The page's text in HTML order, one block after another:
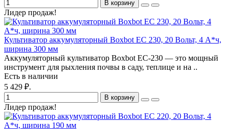
В корзину
Лидер продаж!
Культиватор аккумуляторный Boxbot EC 230, 20 Вольт, 4 А*ч,
ширина 300 мм
Аккумуляторный культиватор Boxbot EC-230 — это мощный
инструмент для рыхления почвы в саду, теплице и на ..
Есть в наличии
5 429 ₽.
В корзину
Лидер продаж!